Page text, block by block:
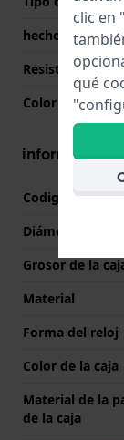
hecho en Suiza
Resistencia al
Color de la
información
Codigo de caja
Diámetro
Grosor de la
Material
Forma del reloj
Color de la caja
Material de la
de la caja
clic en
qué